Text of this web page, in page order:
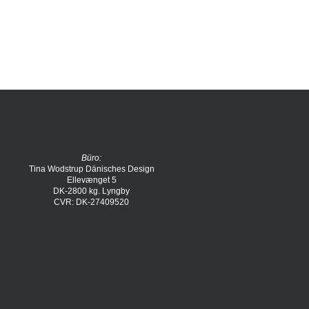
Büro:
Tina Wodstrup Dänisches Design
Ellevænget 5
DK-2800 kg. Lyngby
CVR: DK-27409520